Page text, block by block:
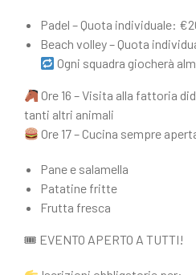
Padel – Quota individuale:
Beach volley – Quota
Ogni squadra giocherà
Ore 16 – Visita alla fattoria
tanti altri animali
Ore 17 – Cucina sempre
Pane e salamella
Patatine fritte
Frutta fresca
🎟 EVENTO APERTO A TUTTI!